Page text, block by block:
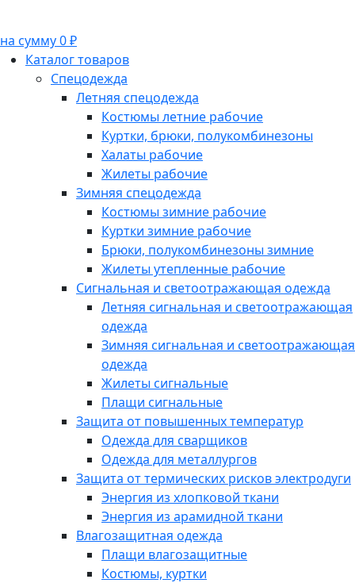
на сумму 0 ₽
Каталог товаров
Спецодежда
Летняя спецодежда
Костюмы летние рабочие
Куртки, брюки, полукомбинезоны
Халаты рабочие
Жилеты рабочие
Зимняя спецодежда
Костюмы зимние рабочие
Куртки зимние рабочие
Брюки, полукомбинезоны зимние
Жилеты утепленные рабочие
Сигнальная и светоотражающая одежда
Летняя сигнальная и светоотражающая
одежда
Зимняя сигнальная и светоотражающая
одежда
Жилеты сигнальные
Плащи сигнальные
Защита от повышенных температур
Одежда для сварщиков
Одежда для металлургов
Защита от термических рисков электродуги
Энергия из хлопковой ткани
Энергия из арамидной ткани
Влагозащитная одежда
Плащи влагозащитные
Костюмы, куртки